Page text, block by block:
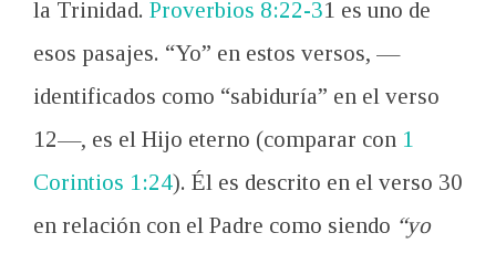
la Trinidad. Proverbios 8:22-31 es uno de
esos pasajes. “Yo” en estos versos, —
identificados como “sabiduría” en el verso
12—, es el Hijo eterno (comparar con 1
Corintios 1:24). Él es descrito en el verso 30
en relación con el Padre como siendo “yo